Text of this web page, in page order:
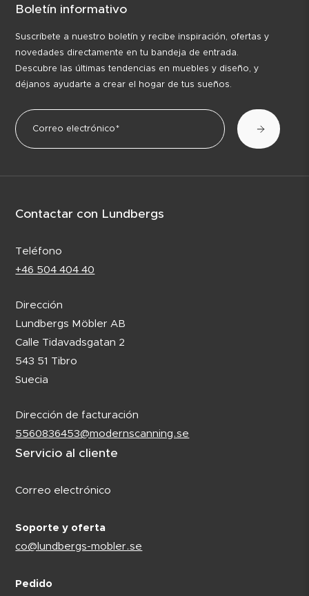
Boletín informativo
Suscríbete a nuestro boletín y recibe inspiración, ofertas y
novedades directamente en tu bandeja de entrada.
Descubre las últimas tendencias en muebles y diseño, y
déjanos ayudarte a crear el hogar de tus sueños.
Contactar con Lundbergs
Teléfono
+46 504 404 40
Dirección
Lundbergs Möbler AB
Calle Tidavadsgatan 2
543 51 Tibro
Suecia
Dirección de facturación
5560836453@modernscanning.se
Servicio al cliente
Correo electrónico
Soporte y oferta
co@lundbergs-mobler.se
Pedido